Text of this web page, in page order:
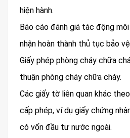
hiện hành.
Báo cáo đánh giá tác động
nhận hoàn thành thủ tục bảo
Giấy phép phòng cháy chữa
thuận phòng cháy chữa cháy.
Các giấy tờ liên quan khác
cấp phép, ví dụ giấy chứng
có vốn đầu tư nước ngoài.